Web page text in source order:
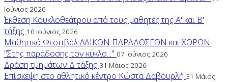
Ιούνιος 2026
Έκθεση Κουκλοθεάτρου από τους μαθητές της Α' και Β'
τάξης 10 Ιούνιος 2026
Μαθητικό Φεστιβάλ ΛΑΙΚΩΝ ΠΑΡΑΔΟΣΕΩΝ και ΧΟΡΩΝ:
"Στης παράδοσης τον κύκλο..." 07 Ιούνιος 2026
Δράση τμημάτων Δ τάξης 31 Μάιος 2026
Επίσκεψη στο αθλητικό κέντρο Κώστα Δαβουρλή 31 Μάιος